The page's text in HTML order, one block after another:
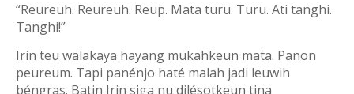
“Reureuh. Reureuh. Reup. Mata turu. Turu. Ati tanghi.
Tanghi!”
Irin teu walakaya hayang mukahkeun mata. Panon
peureum. Tapi panénjo haté malah jadi leuwih
béngras. Batin Irin siga nu dilésotkeun tina